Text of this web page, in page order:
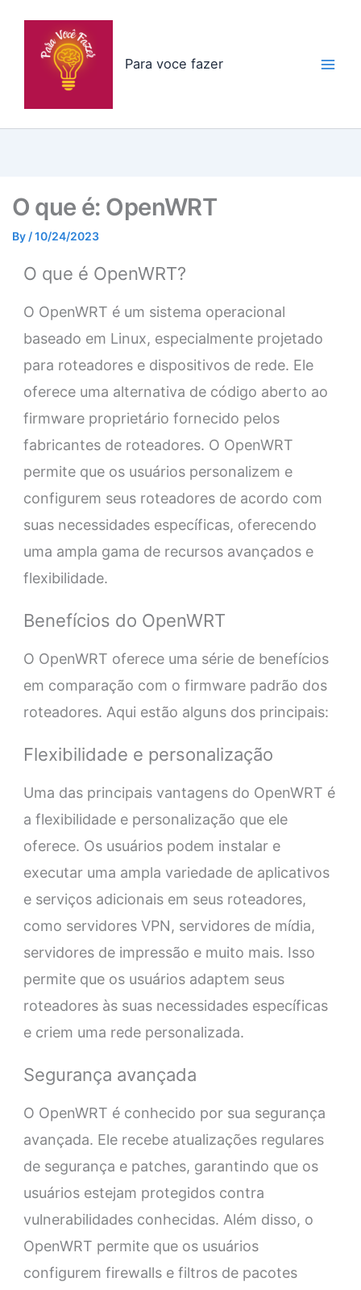
Para voce fazer
O que é: OpenWRT
By /10/24/2023
O que é OpenWRT?
O OpenWRT é um sistema operacional
baseado em Linux, especialmente projetado
para roteadores e dispositivos de rede. Ele
oferece uma alternativa de código aberto ao
firmware proprietário fornecido pelos
fabricantes de roteadores. O OpenWRT
permite que os usuários personalizem e
configurem seus roteadores de acordo com
suas necessidades específicas, oferecendo
uma ampla gama de recursos avançados e
flexibilidade.
Benefícios do OpenWRT
O OpenWRT oferece uma série de benefícios
em comparação com o firmware padrão dos
roteadores. Aqui estão alguns dos principais:
Flexibilidade e personalização
Uma das principais vantagens do OpenWRT é
a flexibilidade e personalização que ele
oferece. Os usuários podem instalar e
executar uma ampla variedade de aplicativos
e serviços adicionais em seus roteadores,
como servidores VPN, servidores de mídia,
servidores de impressão e muito mais. Isso
permite que os usuários adaptem seus
roteadores às suas necessidades específicas
e criem uma rede personalizada.
Segurança avançada
O OpenWRT é conhecido por sua segurança
avançada. Ele recebe atualizações regulares
de segurança e patches, garantindo que os
usuários estejam protegidos contra
vulnerabilidades conhecidas. Além disso, o
OpenWRT permite que os usuários
configurem firewalls e filtros de pacotes